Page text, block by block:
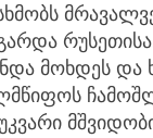
რუსეთისა.
მოხდეს და